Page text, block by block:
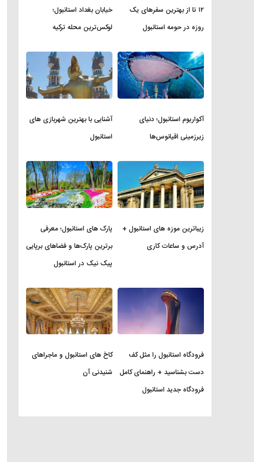
۱۲ تا از بهترین سفرهای یک
روزه در حومه استانبول
خیابان بغداد استانبول؛
لوکس‌ترین محله ترکیه
آکواریوم استانبول؛ دنیای
زیرزمینی اقیانوس‌ها
آشنایی با بهترین شهربازی های
استانبول
زیباترین موزه‌ های استانبول +
آدرس و ساعات کاری
پارک های استانبول؛ معرفی
برترین پارک‌ها و فضاهای برپایی
پیک نیک در استانبول
فرودگاه استانبول را مثل کف
دست بشناسید + راهنمای کامل
فرودگاه جدید استانبول
کاخ های استانبول و ماجراهای
شنیدنی آن